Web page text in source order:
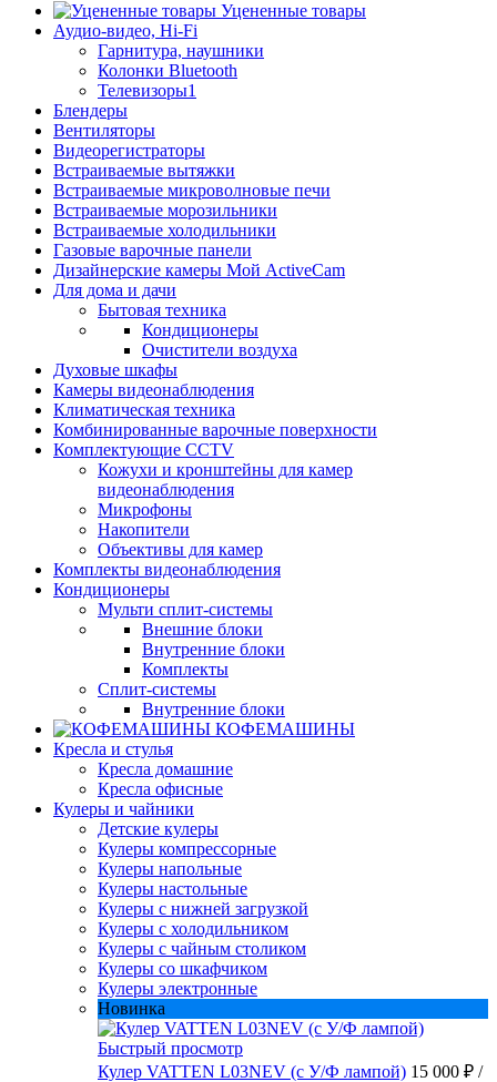
Уцененные товары
Аудио-видео, Hi-Fi
Гарнитура, наушники
Колонки Bluetooth
Телевизоры1
Блендеры
Вентиляторы
Видеорегистраторы
Встраиваемые вытяжки
Встраиваемые микроволновые печи
Встраиваемые морозильники
Встраиваемые холодильники
Газовые варочные панели
Дизайнерские камеры Мой ActiveCam
Для дома и дачи
Бытовая техника
Кондиционеры
Очистители воздуха
Духовые шкафы
Камеры видеонаблюдения
Климатическая техника
Комбинированные варочные поверхности
Комплектующие CCTV
Кожухи и кронштейны для камер
видеонаблюдения
Микрофоны
Накопители
Объективы для камер
Комплекты видеонаблюдения
Кондиционеры
Мульти сплит-системы
Внешние блоки
Внутренние блоки
Комплекты
Сплит-системы
Внутренние блоки
КОФЕМАШИНЫ
Кресла и стулья
Кресла домашние
Кресла офисные
Кулеры и чайники
Детские кулеры
Кулеры компрессорные
Кулеры напольные
Кулеры настольные
Кулеры с нижней загрузкой
Кулеры с холодильником
Кулеры с чайным столиком
Кулеры со шкафчиком
Кулеры электронные
Новинка
Быстрый просмотр
Кулер VATTEN L03NEV (с У/Ф лампой) 15 000 ₽ /